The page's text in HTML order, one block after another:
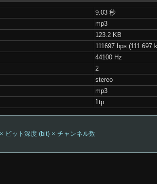
9.03 秒
mp3
123.2 KB
111697 bps (111.697
44100 Hz
2
stereo
mp3
fltp
ビット深度 (bit) × チャンネル数